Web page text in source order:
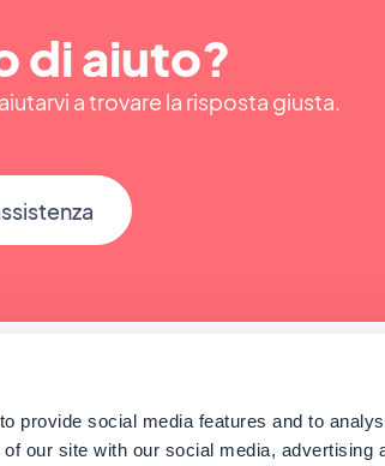
provide social media features and to
our site with our social media, advertising
di aiuto?
a trovare la risposta giusta.